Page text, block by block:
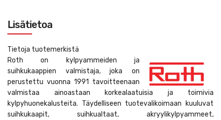
Lisätietoa
Tietoja tuotemerkistä
Roth on kylpyammeiden ja
suihkukaappien valmistaja, joka on
perustettu vuonna 1991 tavoitteenaan
valmistaa ainoastaan korkealaatuisia ja toimivia
kylpyhuonekalusteita. Täydelliseen tuotevalikoimaan kuuluvat
suihkukaapit, suihkualtaat, akryylikylpyammeet,